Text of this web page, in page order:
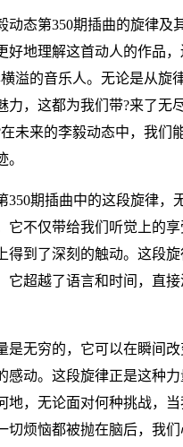
动态第350期插曲的旋律及
好地理解这首动人的作品
溢的音乐人。无论是从旋
力，这都为我们带?来了无
未来的李毅动态中，我们
。
350期插曲中的这段旋律，
它不仅带给我们听觉上的
得到了深刻的触动。这段
它超越了语言和时间，直
是无穷的，它可以在瞬间
感动。这段旋律正是这种
地，无论面对何种挑战，
切烦恼都被抛在脑后，我